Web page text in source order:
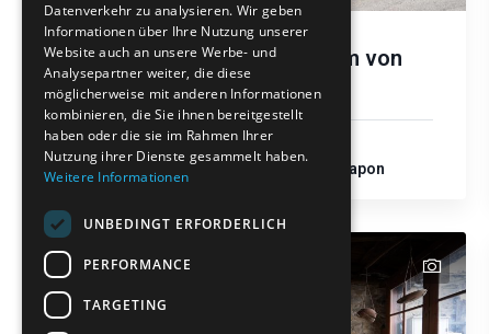
Volkskundemuseum von
Xylagani
Kulturelles Erbe
Gemeinde Maroneia-Sapon
text
text
text
text
text
text
BULGARIAN
ROMANIAN
TURKISH
Datenverkehr zu analysieren. Wir geben
Informationen über Ihre Nutzung unserer
Website auch an unsere Werbe- und
Analysepartner weiter, die diese
möglicherweise mit anderen Informationen
kombinieren, die Sie ihnen bereitgestellt
haben oder die sie im Rahmen Ihrer
Nutzung ihrer Dienste gesammelt haben.
Weitere Informationen
UNBEDINGT ERFORDERLICH
PERFORMANCE
TARGETING